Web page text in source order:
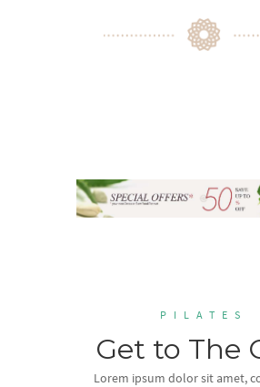
PILATES
Get to The
Lorem ipsum dolor sit amet,